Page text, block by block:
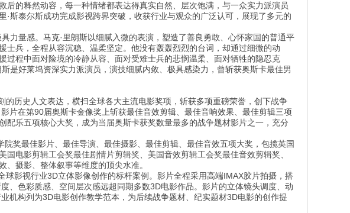
的释然动容，每一种情绪都表达得真实自然、层次饱满，与一众实力派演员
斯泰尔斯成功完成影视跨界突破，收获行业与观众的广泛认可，展现了多元的
力量感。马克·里朗斯以细腻入微的表演，塑造了善良勇敢、心怀家国的普通平
兵，全程从容沉稳、温柔坚定。他没有轰轰烈烈的台词，却通过细微的动
程中面对险境的冷静从容、面对受难士兵的悲悯温柔、面对牺牲的隐忍克
是好莱坞资深实力派演员，演技细腻内敛、极具感染力，曾斩获奥斯卡最佳男
历史人文表达，横扫全球各大主流电影奖项，斩获多项重磅荣誉，创下战争
片在第90届奥斯卡金像奖上斩获最佳音效剪辑、最佳音响效果、最佳剪辑三项
乐五项核心大奖，成为当届奥斯卡获奖数量最多的战争题材影片之一，充分
奖最佳影片、最佳导演、最佳摄影、最佳剪辑、最佳音效五项大奖，包揽英国
电影剪辑工会奖最佳剧情片剪辑奖、美国音效剪辑工会奖最佳音效剪辑奖、
摄影、整体叙事等维度的顶尖水准。
影视行业3D立体影像创作的标杆案例。影片全程采用高端IMAX胶片拍摄，搭
、色彩质感、空间层次感远超同期多数3D电影作品。影片的立体镜头调度、动
机构列为3D电影创作教学范本，为后续战争题材、纪实题材3D电影的创作提